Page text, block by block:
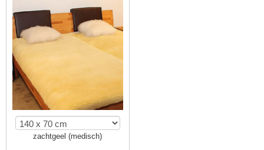
zachtgeel (medisch)